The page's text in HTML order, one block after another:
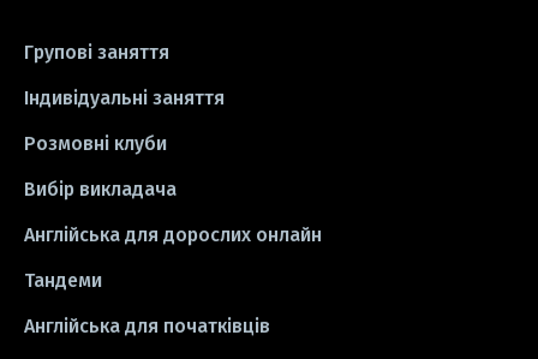
#школа #ігри
#СV #резюме
#idioms
Групові заняття
Індивідуальні заняття
Розмовні клуби
Вибір викладача
Англійська для дорослих онлайн
Тандеми
Англійська для початківців